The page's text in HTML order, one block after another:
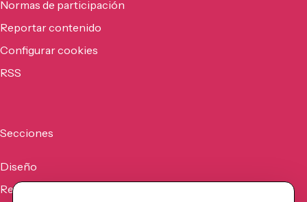
Normas de participación
Reportar contenido
Configurar cookies
RSS
Secciones
Diseño
Recursos